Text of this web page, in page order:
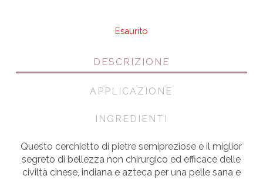
Esaurito
DESCRIZIONE
APPLICAZIONE
INGREDIENTI
Questo cerchietto di pietre semipreziose è il miglior
segreto di bellezza non chirurgico ed efficace delle
civiltà cinese, indiana e azteca per una pelle sana e